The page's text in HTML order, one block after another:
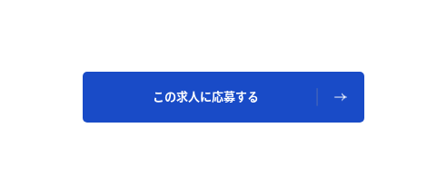
この求人に応募する